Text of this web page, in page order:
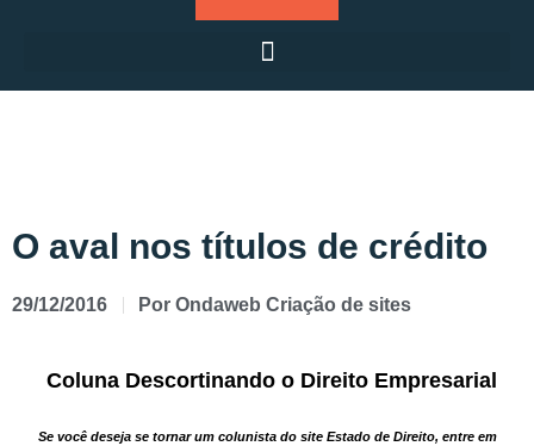
O aval nos títulos de crédito
29/12/2016 Por Ondaweb Criação de sites
Coluna Descortinando o Direito Empresarial
Se você deseja se tornar um colunista do site Estado de Direito, entre em